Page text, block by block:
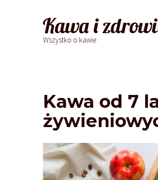
Wszystko o kawie
Kawa od 7